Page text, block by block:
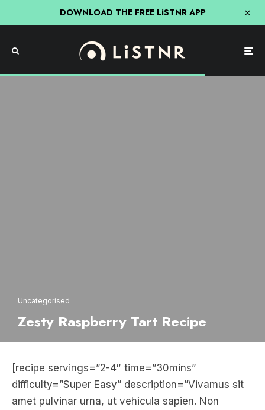
DOWNLOAD THE FREE LiSTNR APP
Uncategorised
Zesty Raspberry Tart Recipe
[recipe servings=”2-4″ time=”30mins”
difficulty=”Super Easy” description=”Vivamus sit
amet pulvinar urna, ut vehicula sapien. Non